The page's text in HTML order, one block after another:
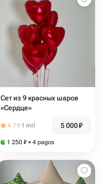
Сет из 9 красных шаров
«Сердце»
4.79 1 mil 5 000₽
1 250 ₽ × 4 pagos